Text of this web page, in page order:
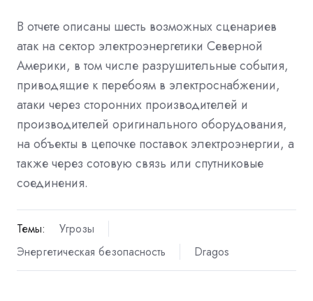
В отчете описаны шесть возможных сценариев
атак на сектор электроэнергетики Северной
Америки, в том числе разрушительные события,
приводящие к перебоям в электроснабжении,
атаки через сторонних производителей и
производителей оригинального оборудования,
на объекты в цепочке поставок электроэнергии, а
также через сотовую связь или спутниковые
соединения.
Темы:
Угрозы
Энергетическая безопасность
Dragos